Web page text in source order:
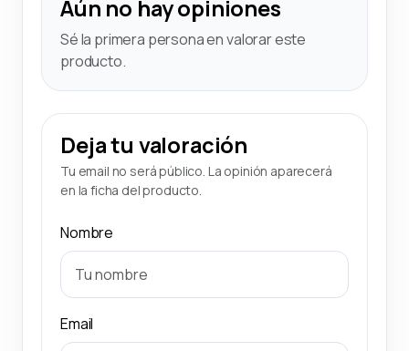
Aún no hay opiniones
Sé la primera persona en valorar este
producto.
Deja tu valoración
Tu email no será público. La opinión aparecerá
en la ficha del producto.
Nombre
Email